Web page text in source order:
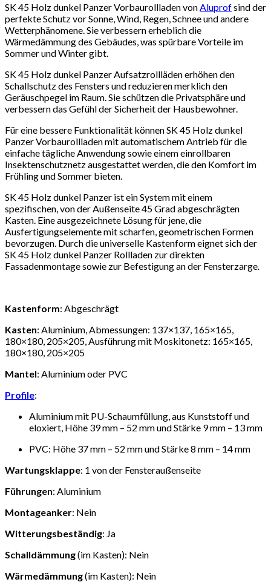
SK 45 Holz dunkel Panzer Vorbaurollladen vonAluprofsind der
perfekte Schutz vor Sonne, Wind, Regen, Schnee und andere
Wetterphänomene. Sie verbessern erheblich die
Wärmedämmung des Gebäudes, was spürbare Vorteile im
Sommer und Winter gibt.
SK 45 Holz dunkel Panzer Aufsatzrollläden erhöhen den
Schallschutz des Fensters und reduzieren merklich den
Geräuschpegel im Raum. Sie schützen die Privatsphäre und
verbessern das Gefühl der Sicherheit der Hausbewohner.
Für eine bessere Funktionalität können SK 45 Holz dunkel
Panzer Vorbaurollladen mit automatischem Antrieb für die
einfache tägliche Anwendung sowie einem einrollbaren
Insektenschutznetz ausgestattet werden, die den Komfort im
Frühling und Sommer bieten.
SK 45 Holz dunkel Panzer ist ein System mit einem
spezifischen, von der Außenseite 45 Grad abgeschrägten
Kasten. Eine ausgezeichnete Lösung für jene, die
Ausfertigungselemente mit scharfen, geometrischen Formen
bevorzugen. Durch die universelle Kastenform eignet sich der
SK 45 Holz dunkel Panzer Rollladen zur direkten
Fassadenmontage sowie zur Befestigung an der Fensterzarge.
Kastenform: Abgeschrägt
Kasten: Aluminium, Abmessungen: 137×137, 165×165,
180×180, 205×205, Ausführung mit Moskitonetz: 165×165,
180×180, 205×205
Mantel: Aluminium oder PVC
Profile:
Aluminium mit PU-Schaumfüllung, aus Kunststoff und
eloxiert, Höhe 39 mm – 52 mm und Stärke 9 mm – 13 mm
PVC: Höhe 37 mm – 52 mm und Stärke 8 mm – 14 mm
Wartungsklappe: 1 von der Fensteraußenseite
Führungen: Aluminium
Montageanker: Nein
Witterungsbeständig: Ja
Schalldämmung(im Kasten): Nein
Wärmedämmung(im Kasten): Nein